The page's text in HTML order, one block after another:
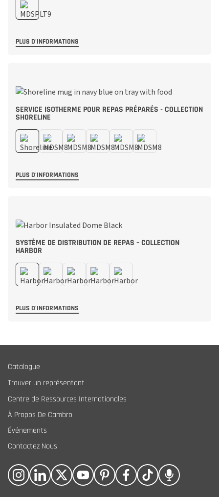
PLUS D'INFORMATIONS
SERVICE ISOTHERME POUR REPAS PRÉPARÉS - COLLECTION
SHORELINE
PLUS D'INFORMATIONS
SYSTÈME DE DISTRIBUTION DE REPAS – COLLECTION
HARBOR
PLUS D'INFORMATIONS
Catalogue
Trouver un représentant
Centre de Ressources Internationales
À Propos De Cambro
Événements
Contactez Nous